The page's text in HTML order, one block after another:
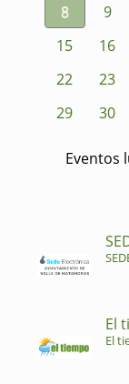
8
9
15
16
22
23
29
30
Eventos
El
El